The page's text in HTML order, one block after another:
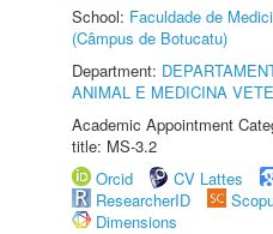
School: Faculdade de
(Câmpus de Botucatu)
Department:
ANIMAL E MEDICINA
Academic Appointment
title: MS-3.2
Orcid
CV Lattes
ResearcherID
Dimensions